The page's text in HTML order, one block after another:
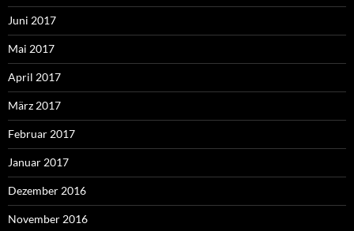
Juni 2017
Mai 2017
April 2017
März 2017
Februar 2017
Januar 2017
Dezember 2016
November 2016